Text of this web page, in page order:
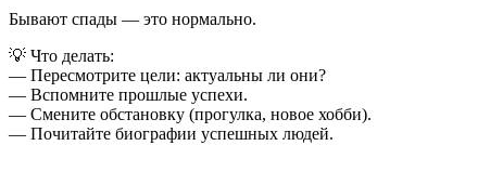
Бывают спады — это нормально.
💡 Что делать:
— Пересмотрите цели: актуальны ли они?
— Вспомните прошлые успехи.
— Смените обстановку (прогулка, новое хобби).
— Почитайте биографии успешных людей.